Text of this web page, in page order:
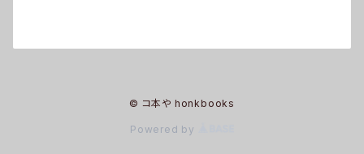
© コ本や honkbooks
Powered by